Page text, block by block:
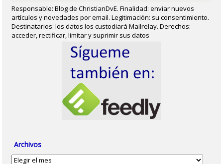
Responsable: Blog de ChristianDvE. Finalidad: enviar nuevos
artículos y novedades por email. Legitimación: su consentimiento.
Destinatarios: los datos los custodiará Mailrelay. Derechos:
acceder, rectificar, limitar y suprimir sus datos
Archivos
Archivos